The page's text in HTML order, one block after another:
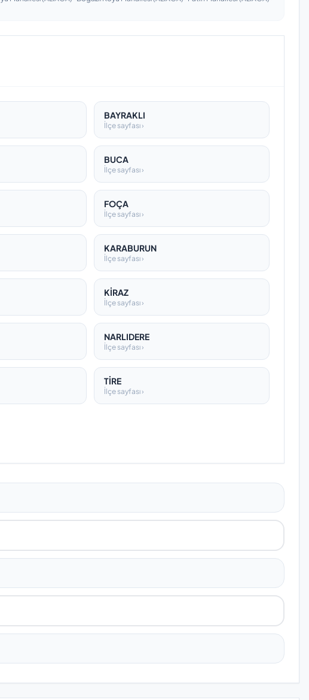
BAYRAKLI
İlçe sayfası ›
BUCA
İlçe sayfası ›
FOÇA
İlçe sayfası ›
KARABURUN
İlçe sayfası ›
KİRAZ
İlçe sayfası ›
NARLIDERE
İlçe sayfası ›
TİRE
İlçe sayfası ›